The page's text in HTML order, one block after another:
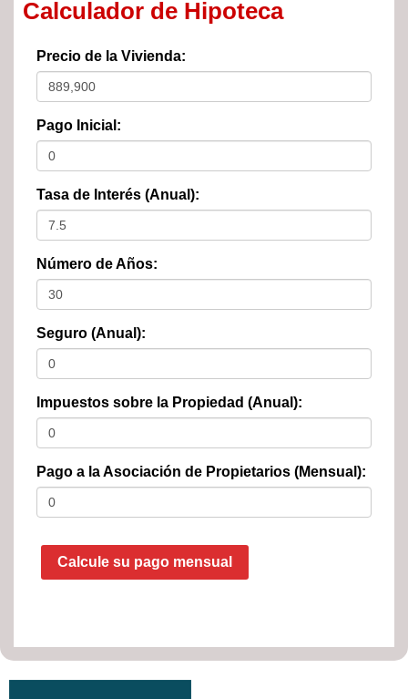
Calculador de Hipoteca
Precio de la Vivienda:
Pago Inicial:
Tasa de Interés (Anual):
Número de Años:
Seguro (Anual):
Impuestos sobre la Propiedad (Anual):
Pago a la Asociación de Propietarios (Mensual):
Calcule su pago mensual